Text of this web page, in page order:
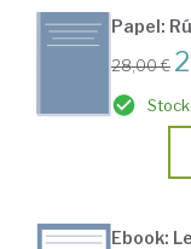
Papel:
28,00 €
Ebook: